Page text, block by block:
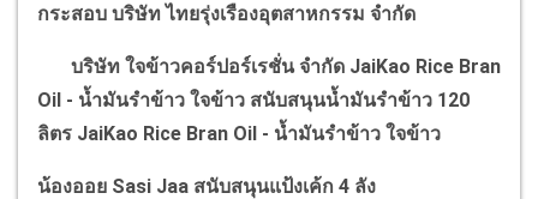
กระสอบ บริษัท ไทยรุ่งเรืองอุตสาหกรรม จำกัด
บริษัท ใจข้าวคอร์ปอร์เรชั่น จำกัด JaiKao Rice Bran
Oil - น้ำมันรำข้าว ใจข้าว สนับสนุนน้ำมันรำข้าว 120
ลิตร JaiKao Rice Bran Oil - น้ำมันรำข้าว ใจข้าว
น้องออย Sasi Jaa สนับสนุนแป้งเค้ก 4 ลัง